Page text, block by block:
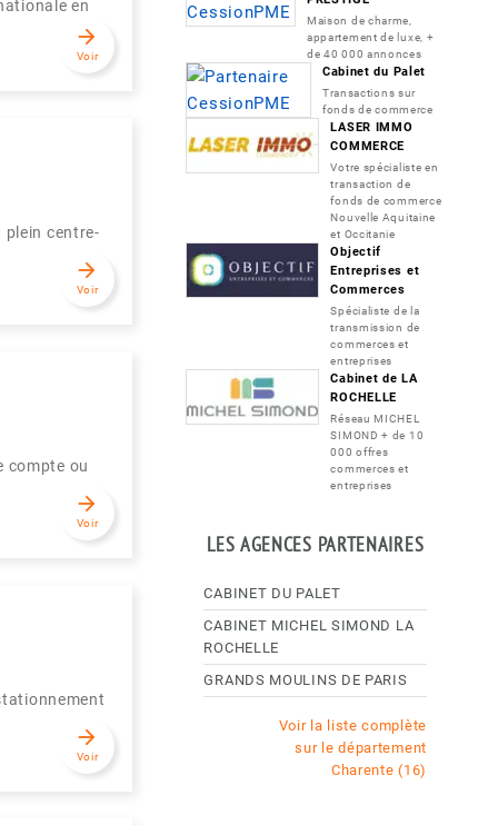
en
arrow_forward
Voir
plein centre-
arrow_forward
Voir
compte ou
arrow_forward
Voir
arrow_forward
Voir
Maison de charme,
appartement de luxe, +
de 40 000 annonces
Cabinet du Palet
Transactions sur
fonds de commerce
LASER IMMO
COMMERCE
Votre spécialiste en
transaction de
fonds de commerce
Nouvelle Aquitaine
et Occitanie
Objectif
Entreprises et
Commerces
Spécialiste de la
transmission de
commerces et
entreprises
Cabinet de LA
ROCHELLE
Réseau MICHEL
SIMOND + de 10
000 offres
commerces et
entreprises
LES AGENCES PARTENAIRES
CABINET DU PALET
CABINET MICHEL SIMOND LA
ROCHELLE
GRANDS MOULINS DE PARIS
Voir la liste complète
sur le département
Charente (16)